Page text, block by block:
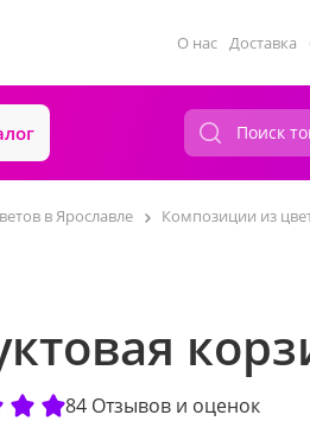
О нас Доставка
в Ярославле Композиции из
84 Отзывов и оценок